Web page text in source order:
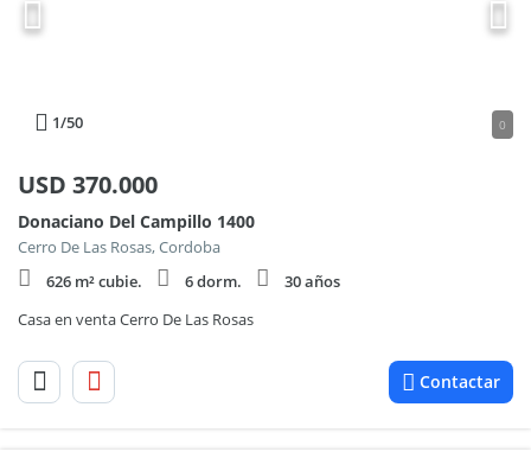
1/50 0
USD 370.000
Donaciano Del Campillo 1400
Cerro De Las Rosas, Cordoba
626 m² cubie.
6 dorm.
30 años
Casa en venta Cerro De Las Rosas
Contactar